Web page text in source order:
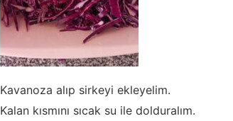
▢
Kavanoza alıp sirkeyi ekleyelim.
▢
Kalan kısmını sıcak su ile dolduralım.